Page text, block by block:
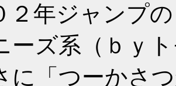
２年ジャンプ
ーズ系（ｂｙ
に「つーかさ